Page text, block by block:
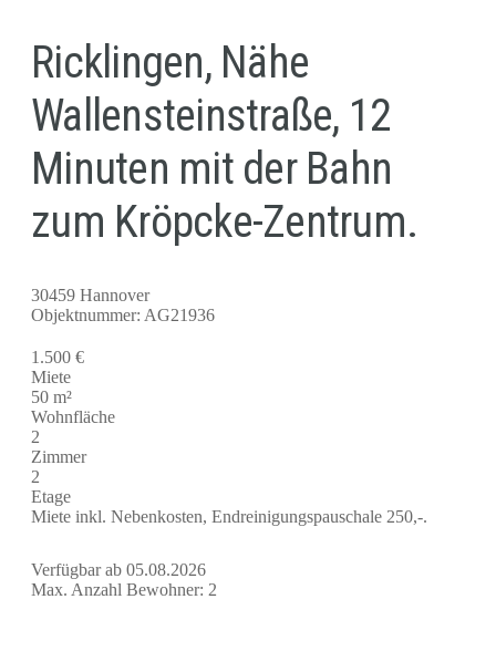
Ricklingen, Nähe
Wallensteinstraße, 12
Minuten mit der Bahn
zum Kröpcke-Zentrum.
30459 Hannover
Objektnummer: AG21936
1.500 €
Miete
50 m²
Wohnfläche
2
Zimmer
2
Etage
Miete inkl. Nebenkosten, Endreinigungspauschale 250,-.
Verfügbar ab 05.08.2026
Max. Anzahl Bewohner: 2